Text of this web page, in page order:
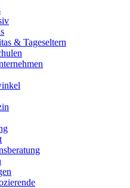
& Tageseltern